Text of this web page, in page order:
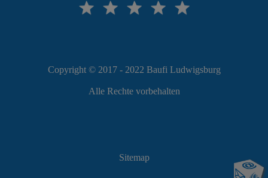
Copyright © 2017 - 2022 Baufi Ludwigsburg
Alle Rechte vorbehalten
Sitemap